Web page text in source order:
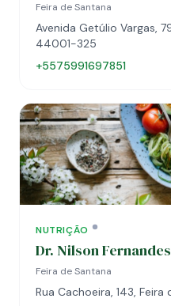
Feira de Santana
Avenida Getúlio Vargas,
44001-325
+5575991697851
NUTRIÇÃO
Dr. Nilson
Feira de Santana
Rua Cachoeira, 143,